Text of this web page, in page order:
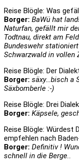
Reise Blögle: Was
Borger: BaWü hat
Naturfan, gefällt mir
Todtnau, direkt am
Bundeswehr
Schwarzwald in vollen
Reise Blögle: Der
Borger: säxy…bisch a
Säxbomberle :-)
Reise Blögle: Drei
Borger: Käpsele,
Reise Blögle: Würdest
empfehlen nach
Borger: Definitiv !
schnell in die Berge..